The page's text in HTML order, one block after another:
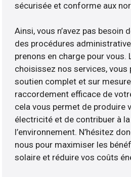
sécurisée et conforme aux
Ainsi, vous n’avez pas besoin
des procédures
prenons en charge pour vous.
choisissez nos services, vous
soutien complet et sur
raccordement efficace de
cela vous permet de produire
électricité et de contribuer à
l’environnement. N’hésitez
nous pour maximiser les
solaire et réduire vos coûts